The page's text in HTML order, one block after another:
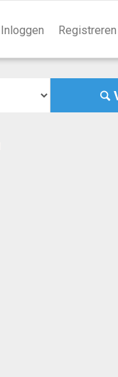
Inloggen Registreren